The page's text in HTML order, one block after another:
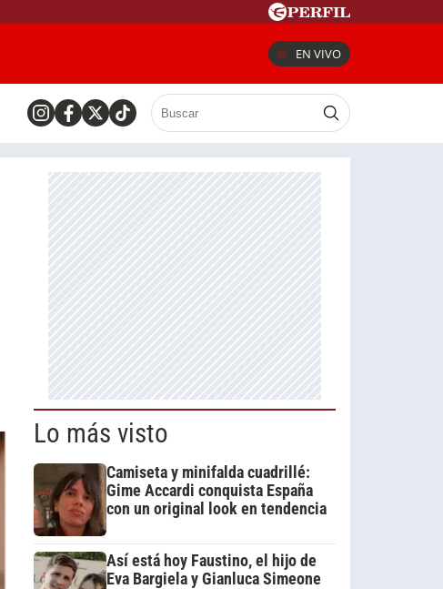
EN VIVO
Lo más visto
Camiseta y minifalda cuadrillé:
Gime Accardi conquista España
con un original look en tendencia
Así está hoy Faustino, el hijo de
Eva Bargiela y Gianluca Simeone